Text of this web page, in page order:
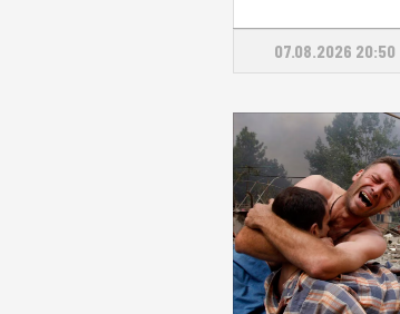
07.08.2026 20:50